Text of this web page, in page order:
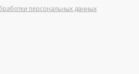
персональных данных